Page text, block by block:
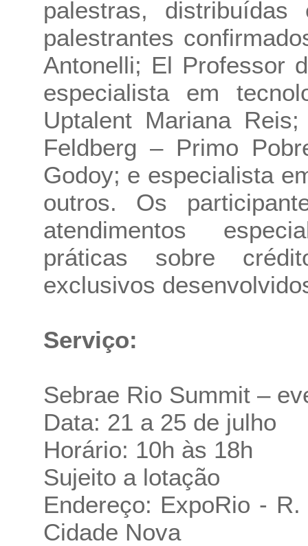
palestras,
palestrantes
Antonelli; El Professor
especialista em
Uptalent Mariana
Feldberg – Primo
Godoy; e especialista
outros. Os
atendimentos
práticas sobre
exclusivos
Serviço:
Sebrae Rio Summit –
Data: 21 a 25 de julho
Horário: 10h às 18h
Sujeito a lotação
Endereço: ExpoRio -
Cidade Nova